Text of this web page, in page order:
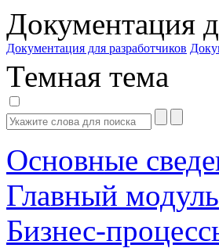
Документация
Документация для разработчиков
Темная тема
Основные
Главный модуль
Бизнес-